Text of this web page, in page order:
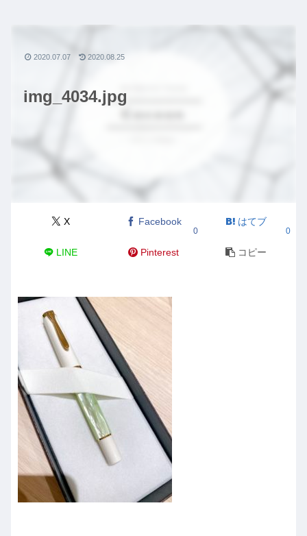
img_4034.jpg
X Facebook
0
はてブ
0
LINE Pinterest コピー
2020.07.07 2020.08.25